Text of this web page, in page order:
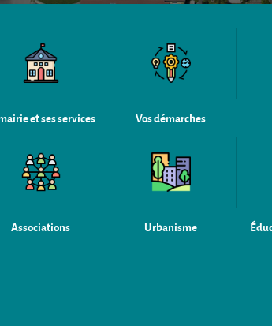
et ses services Vos démarches
Associations Urbanisme